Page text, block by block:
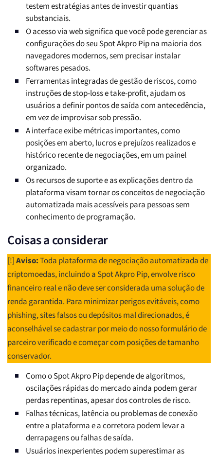
testem estratégias antes de investir quantias
substanciais.
O acesso via web significa que você pode gerenciar as
configurações do seu Spot Akpro Pip na maioria dos
navegadores modernos, sem precisar instalar
softwares pesados.
Ferramentas integradas de gestão de riscos, como
instruções de stop-loss e take-profit, ajudam os
usuários a definir pontos de saída com antecedência,
em vez de improvisar sob pressão.
A interface exibe métricas importantes, como
posições em aberto, lucros e prejuízos realizados e
histórico recente de negociações, em um painel
organizado.
Os recursos de suporte e as explicações dentro da
plataforma visam tornar os conceitos de negociação
automatizada mais acessíveis para pessoas sem
conhecimento de programação.
Coisas a considerar
[!]Aviso:Toda plataforma de negociação automatizada de
criptomoedas, incluindo a Spot Akpro Pip, envolve risco
financeiro real e não deve ser considerada uma solução de
renda garantida. Para minimizar perigos evitáveis, como
phishing, sites falsos ou depósitos mal direcionados, é
aconselhável se cadastrar por meio do nosso formulário de
parceiro verificado e começar com posições de tamanho
conservador.
Como o Spot Akpro Pip depende de algoritmos,
oscilações rápidas do mercado ainda podem gerar
perdas repentinas, apesar dos controles de risco.
Falhas técnicas, latência ou problemas de conexão
entre a plataforma e a corretora podem levar a
derrapagens ou falhas de saída.
Usuários inexperientes podem superestimar as